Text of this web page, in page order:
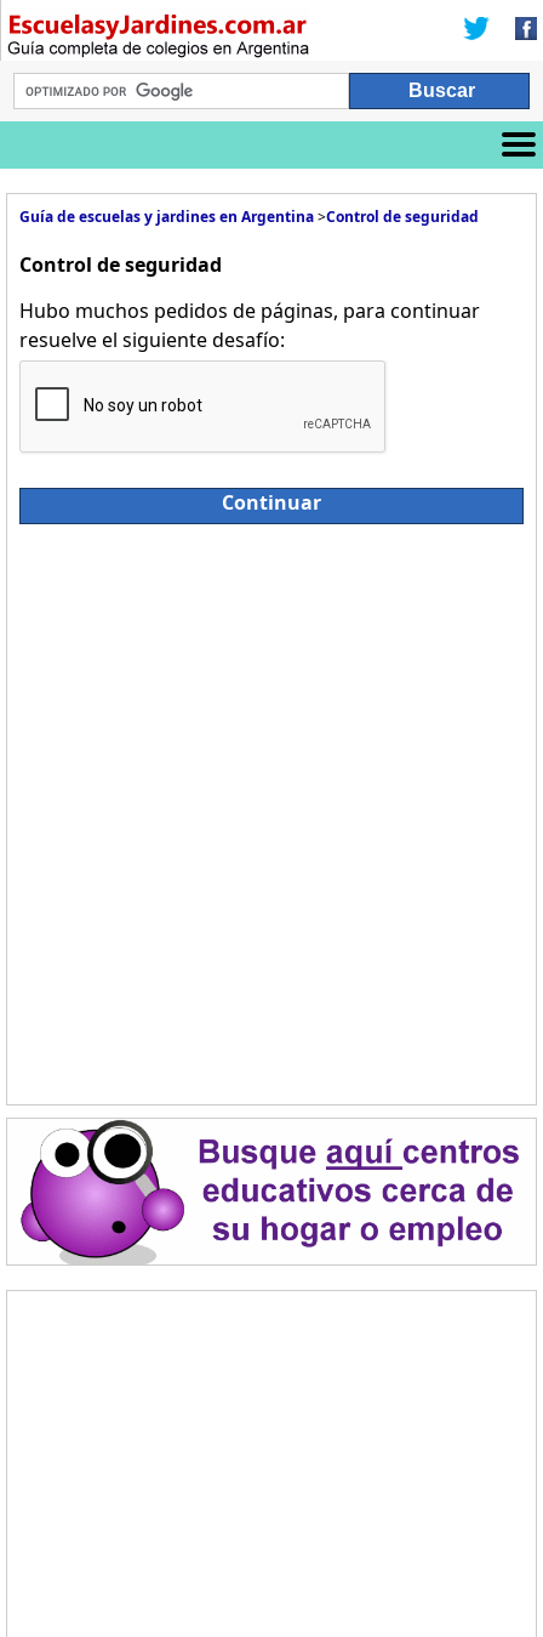
Guía de escuelas y jardines en Argentina>Control de seguridad
Control de seguridad
Hubo muchos pedidos de páginas, para continuar
resuelve el siguiente desafío:
Continuar